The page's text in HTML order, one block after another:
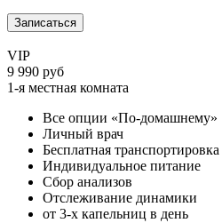
Записаться
VIP
9 990 руб
1-я местная комната
Все опции «По-домашнему»
Личный врач
Бесплатная транспортировка
Индивидуальное питание
Сбор анализов
Отслеживание динамики
от 3-х капельниц в день